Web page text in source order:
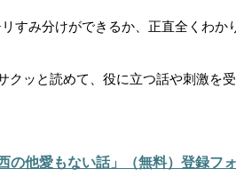
すみ分けができるか、正直全くわか
クッと読めて、役に立つ話や刺激を
の他愛もない話」（無料）登録フ